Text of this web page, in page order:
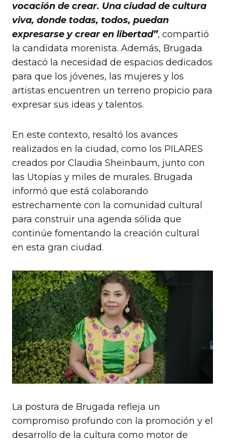
vocación de crear. Una ciudad de cultura
viva, donde todas, todos, puedan
expresarse y crear en libertad”, compartió
la candidata morenista. Además, Brugada
destacó la necesidad de espacios dedicados
para que los jóvenes, las mujeres y los
artistas encuentren un terreno propicio para
expresar sus ideas y talentos.
En este contexto, resaltó los avances
realizados en la ciudad, como los PILARES
creados por Claudia Sheinbaum, junto con
las Utopías y miles de murales. Brugada
informó que está colaborando
estrechamente con la comunidad cultural
para construir una agenda sólida que
continúe fomentando la creación cultural
en esta gran ciudad.
La postura de Brugada refleja un
compromiso profundo con la promoción y el
desarrollo de la cultura como motor de